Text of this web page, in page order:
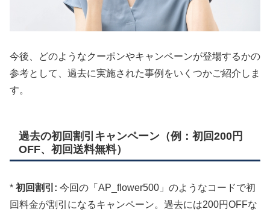
今後、どのようなクーポンやキャンペーンが登場するかの
参考として、過去に実施された事例をいくつかご紹介しま
す。
過去の初回割引キャンペーン（例：初回200円
OFF、初回送料無料）
* 初回割引: 今回の「AP_flower500」のようなコードで初
回料金が割引になるキャンペーン。過去には200円OFFな